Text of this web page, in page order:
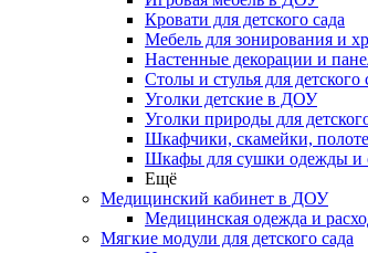
Кровати для детского сада
Мебель для зонирования и
Настенные декорации и
Столы и стулья для детского
Уголки детские в ДОУ
Уголки природы для
Шкафчики, скамейки,
Шкафы для сушки одежды и
Ещё
Медицинский кабинет в ДОУ
Медицинская одежда и
Мягкие модули для детского сада